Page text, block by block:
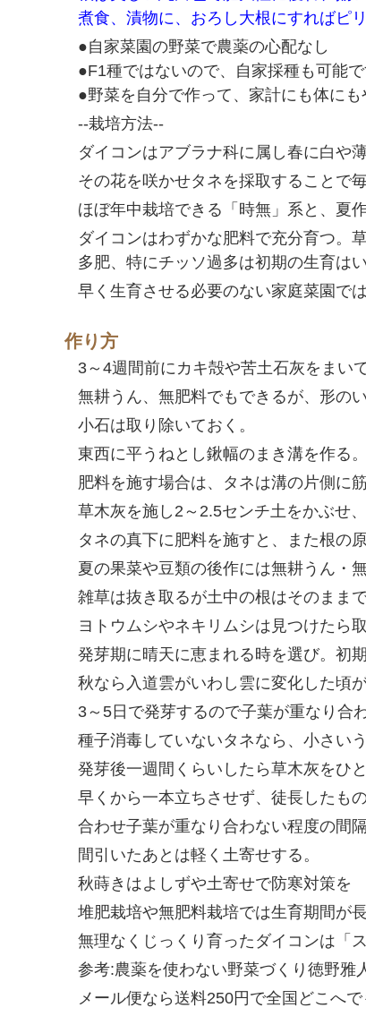
煮食、漬物に、おろし大根にすればピ
●自家菜園の野菜で農薬の心配なし
●F1種ではないので、自家採種も可能で
●野菜を自分で作って、家計にも体にも
--栽培方法--
ダイコンはアブラナ科に属し春に白や
その花を咲かせタネを採取することで
ほぼ年中栽培できる「時無」系と、夏
ダイコンはわずかな肥料で充分育つ。
多肥、特にチッソ過多は初期の生育は
早く生育させる必要のない家庭菜園で
作り方
3～4週間前にカキ殻や苦土石灰をまい
無耕うん、無肥料でもできるが、形の
小石は取り除いておく。
東西に平うねとし鍬幅のまき溝を作る。
肥料を施す場合は、タネは溝の片側に
草木灰を施し2～2.5センチ土をかぶせ、
タネの真下に肥料を施すと、また根の原
夏の果菜や豆類の後作には無耕うん・
雑草は抜き取るが土中の根はそのまま
ヨトウムシやネキリムシは見つけたら
発芽期に晴天に恵まれる時を選び。初
秋なら入道雲がいわし雲に変化した頃
3～5日で発芽するので子葉が重なり合
種子消毒していないタネなら、小さい
発芽後一週間くらいしたら草木灰をひ
早くから一本立ちさせず、徒長したも
合わせ子葉が重なり合わない程度の間隔
間引いたあとは軽く土寄せする。
秋蒔きはよしずや土寄せで防寒対策を
堆肥栽培や無肥料栽培では生育期間が
無理なくじっくり育ったダイコンは「
参考:農薬を使わない野菜づくり徳野雅
メール便なら送料250円で全国どこへで